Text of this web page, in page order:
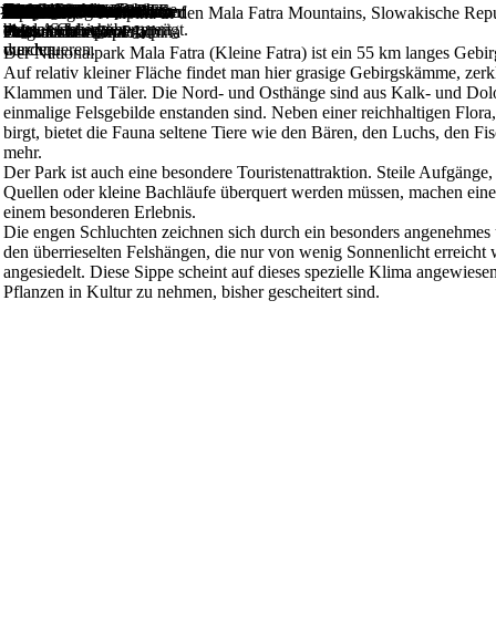
STARTSEITE
>>
NATURSTANDORTE
>>
SLOWAKEI
>>
Mala Fatra Impressum
Harz
Landsberg
Slowakei
Mala Fatra
Mts.
Raksianske
ras.
Alpen
Frankreich
Links
Literatur
Angebote
Diverses
Naturstandorte
Kultur
Gattungen & Arten
Artikel
Bemooste Felswand mit
Pinguicula alpina.
Nahansicht einer Pflanze.
P. alpina an einer
Felswand.
Pflanzen auf dem schieren
Fels.
16.07.2007 - P. alpina in den Mala Fatra Mountains, Slowakische
Der Nationalpark Mala Fatra (Kleine Fatra) ist ein 55 km langes
Auf relativ kleiner Fläche findet man hier grasige Gebirgskämme,
Klammen und Täler. Die Nord- und Osthänge sind aus Kalk- und
einmalige Felsgebilde enstanden sind. Neben einer reichhaltigen
birgt, bietet die Fauna seltene Tiere wie den Bären, den Luchs, den
mehr.
Der Park ist auch eine besondere Touristenattraktion. Steile
Quellen oder kleine Bachläufe überquert werden müssen, machen
einem besonderen Erlebnis.
Die engen Schluchten zeichnen sich durch ein besonders
den überrieselten Felshängen, die nur von wenig Sonnenlicht erreicht
angesiedelt. Diese Sippe scheint auf dieses spezielle Klima
Pflanzen in Kultur zu nehmen, bisher gescheitert sind.
Aufstieg in das Gebierge.
Einer der vielen Bäche,
die das Gebirge
durchqueren.
Kleine Bäche müssen
beim Aufstieg überquert
werden.
Das Gebirge ist von
engen Schluchten geprägt.
Kamil und Matthias beim
Beobachten von P. alpina
Wasserfall
Der Aufstieg war zum
Teil sehr abenteuerlich.
Schlucht und Aussicht auf
einen fernen Gipfel.
STARTSEITE
>>
NATURSTANDORTE
>>
SLOWAKEI
>>
Mala Fatra